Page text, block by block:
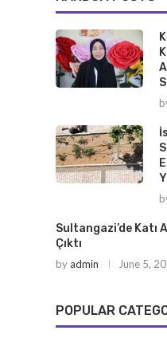
Sultangazi’de Katı
Çıktı
byadmin June 5,
POPULAR